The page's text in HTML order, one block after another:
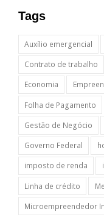
Tags
Auxílio emergencial
Contrato de trabalho
Economia
Folha de Pagamento
Gestão de Negócio
Governo Federal
imposto de renda
Linha de crédito
Microempreendedor